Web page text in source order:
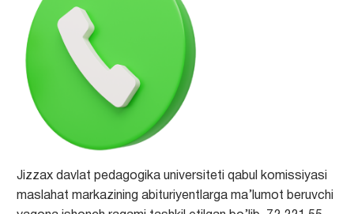
Jizzax davlat pedagogika universiteti qabul komissiyasi
maslahat markazining abituriyentlarga ma’lumot beruvchi